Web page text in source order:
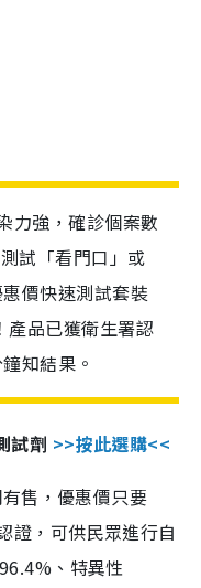
力強，確診個案數
試「看門口」或
價快速測試套裝
產品已獲衛生署認
知結果。
試劑 >>按此選購<<
售，優惠價只要
證，可供民眾進行自
、特異性